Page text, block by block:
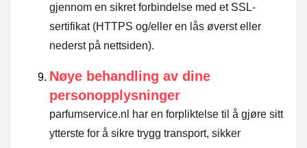
gjennom en sikret forbindelse med et SSL-
sertifikat (HTTPS og/eller en lås øverst eller
nederst på nettsiden).
Nøye behandling av dine
personopplysninger
parfumservice.nl har en forpliktelse til å gjøre sitt
ytterste for å sikre trygg transport, sikker